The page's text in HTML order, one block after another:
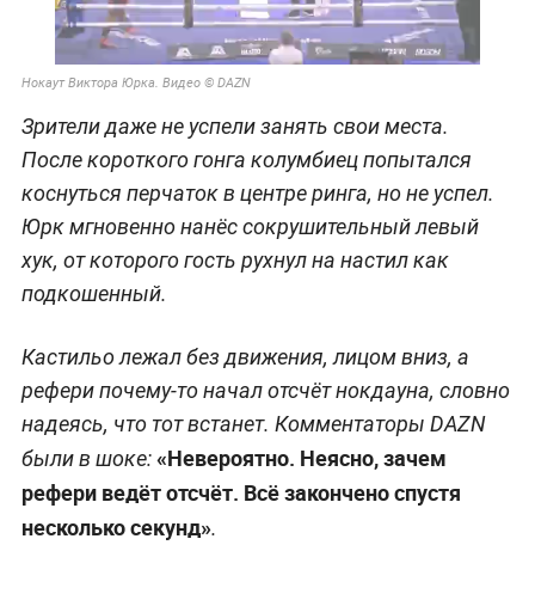
Нокаут Виктора Юрка. Видео © DAZN
Зрители даже не успели занять свои места.
После короткого гонга колумбиец попытался
коснуться перчаток в центре ринга, но не успел.
Юрк мгновенно нанёс сокрушительный левый
хук, от которого гость рухнул на настил как
подкошенный.
Кастильо лежал без движения, лицом вниз, а
рефери почему-то начал отсчёт нокдауна, словно
надеясь, что тот встанет. Комментаторы DAZN
были в шоке:«Невероятно. Неясно, зачем
рефери ведёт отсчёт. Всё закончено спустя
несколько секунд».